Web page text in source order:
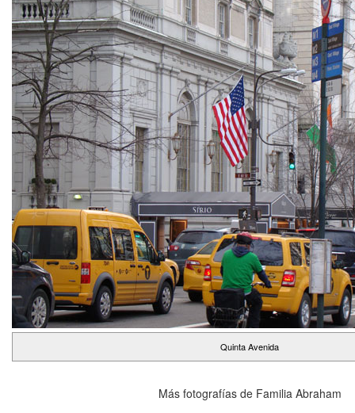
Quinta Avenida
Más fotografías de Familia Abraham